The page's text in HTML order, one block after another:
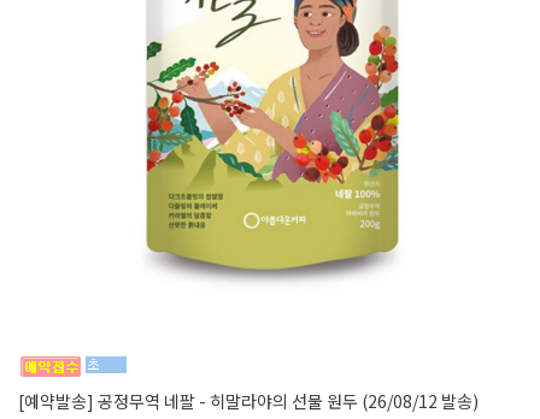
[예약발송] 공정무역 네팔 - 히말라야의 선물 원두 (26/08/12 발송)